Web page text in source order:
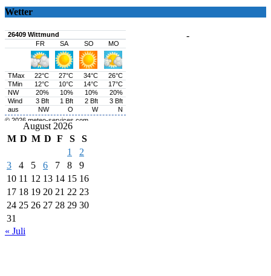
Wetter
-
August 2026
M D M D F S
S
1
2
3
4 5 6 7 8
9
10 11 12 13 14 15 16
17 18 19 20 21 22 23
24 25 26 27 28 29 30
31
« Juli